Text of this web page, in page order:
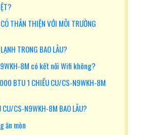
THÂN THIỆN VỚI MÔI TRƯỜNG
TRONG BAO LÂU?
8M có kết nối Wifi không?
BTU 1 CHIỀU CU/CS-N9WKH-8M
CU/CS-N9WKH-8M BAO LÂU?
ăn mòn